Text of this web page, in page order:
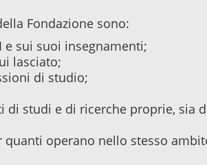
Fondazione sono:
sui suoi insegnamenti;
lasciato;
di studio;
studi e di ricerche proprie, sia
operano nello stesso